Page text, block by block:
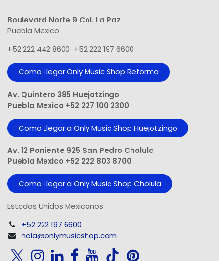
Boulevard Norte 9 Col. La Paz
Puebla Mexico
+52 222 442 8600 +52 222 197 6600
Como Llegar Only Music Shop​ Reforma
Av. Quintero 385 Huejotzingo
Puebla Mexico +52 227 100 2300
Como Llegar a Only Music Shop Huejotzingo
Av. 12 Poniente 925 San Pedro Cholula
Puebla Mexico +52 222 803 8700
Como Llegar a Only Music Shop Cholula
Estados Unidos Mexicanos
+52 222 197 6600
hola@onlymusicshop.com